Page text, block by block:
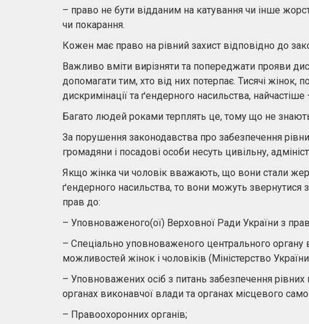
– право не бути відданим на катування чи інше
чи покарання.
Кожен має право на рівний захист відповідно до
Важливо вміти вирізняти та попереджати прояви
допомагати тим, хто від них потерпає. Тисячі жінок,
дискримінації та ґендерного насильства, найчастіше
Багато людей роками терплять це, тому що не
За порушення законодавства про забезпечення
громадяни і посадові особи несуть цивільну,
Якщо жінка чи чоловік вважають, що вони стали
ґендерного насильства, то вони можуть
прав до:
– Уповноваженого(ої) Верховної Ради України з
– Спеціально уповноваженого центрального органу
можливостей жінок і чоловіків (Міністерство
– Уповноважених осіб з питань забезпечення
органах виконавчої влади та органах місцевого
– Правоохоронних органів;